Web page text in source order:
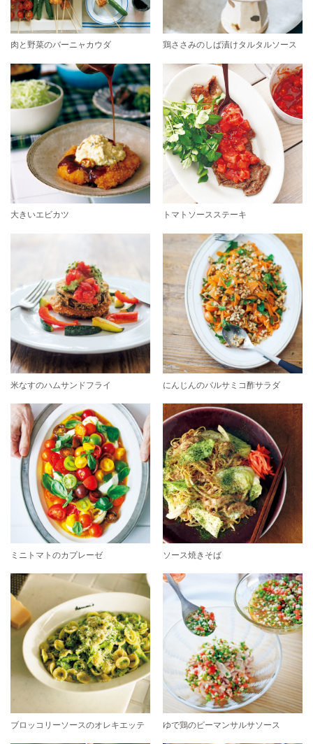
肉と野菜のバーニャカウダ 鶏ささみのしば漬けタルタルソース
大きいエビカツ トマトソースステーキ
米なすのハムサンドフライ にんじんのバルサミコ酢サラダ
ミニトマトのカプレーゼ ソース焼きそば
ブロッコリーソースのオレキエッテ ゆで鶏のピーマンサルサソース